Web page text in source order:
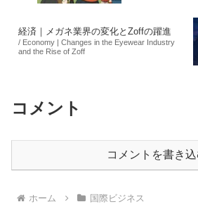
経済｜メガネ業界の変化とZoffの躍進
/ Economy | Changes in the Eyewear Industry
and the Rise of Zoff
コメント
コメントを書き
ホーム 国際ビジネス